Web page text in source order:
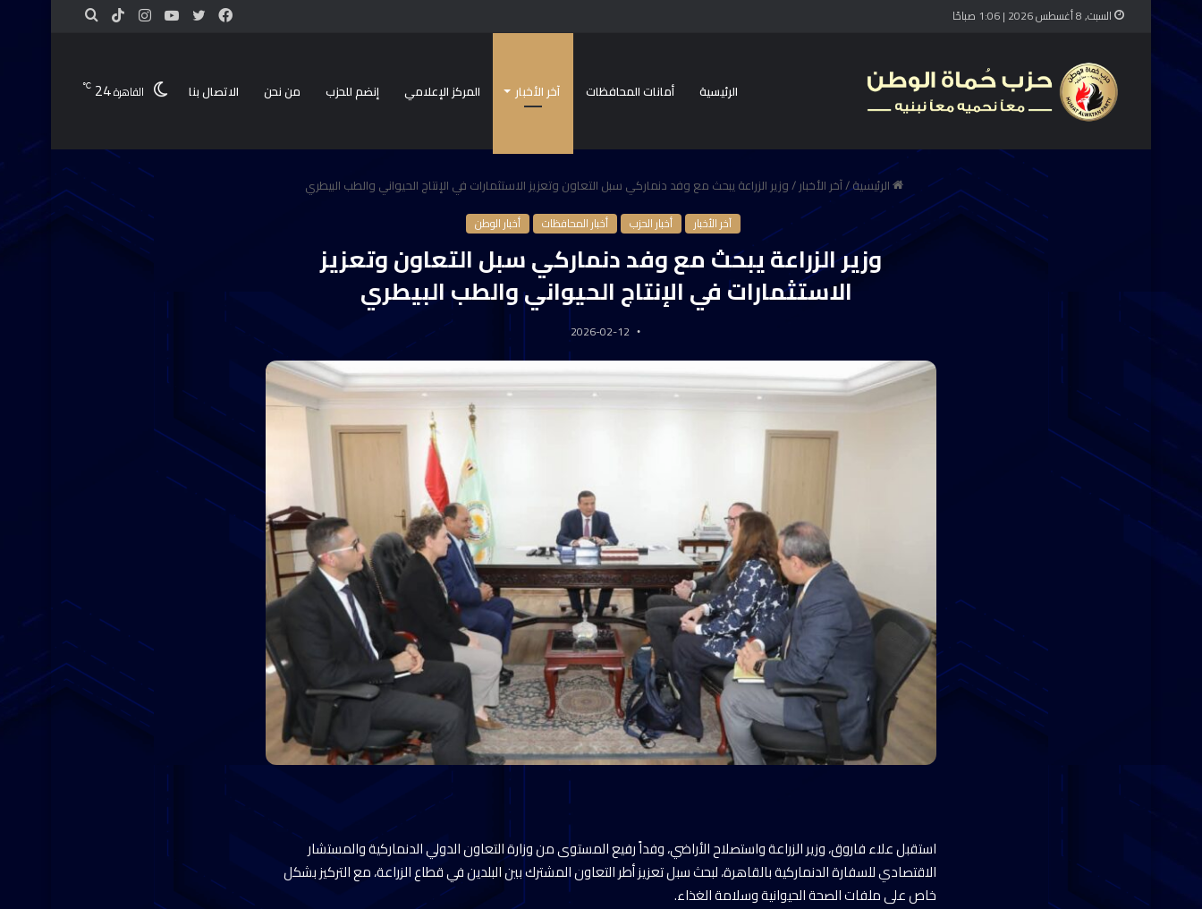
السبت, 8 أغسطس 2026 | 1:06 صباحًا
الرئيسية أمانات المحافظات آخر الأخبار المركز الإعلامي إنضم للحزب من نحن الاتصال بنا القاهرة24
℃
الرئيسية/آخر الأخبار/وزير الزراعة يبحث مع وفد دنماركي سبل التعاون وتعزيز الاستثمارات في الإنتاج الحيواني والطب البيطري
آخر الأخبار أخبار الحزب أخبار المحافظات أخبار الوطن
وزير الزراعة يبحث مع وفد دنماركي سبل التعاون وتعزيز
الاستثمارات في الإنتاج الحيواني والطب البيطري
2026-02-12
استقبل علاء فاروق، وزير الزراعة واستصلاح الأراضي، وفداً رفيع المستوى من وزارة التعاون الدولي الدنماركية والمستشار
الاقتصادي للسفارة الدنماركية بالقاهرة، لبحث سبل تعزيز أطر التعاون المشترك بين البلدين في قطاع الزراعة، مع التركيز بشكل
خاص على ملفات الصحة الحيوانية وسلامة الغذاء.